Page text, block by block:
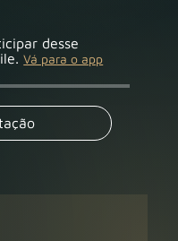
desse
Vá para o app